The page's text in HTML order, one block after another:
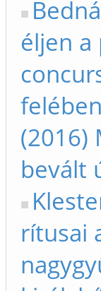
éljen a
(2016)
bevált
rítusai